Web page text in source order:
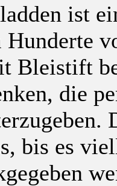
ist
Hunderte
Bleistift
die
bis es